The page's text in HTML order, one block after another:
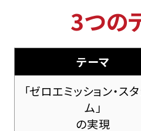
3つの
テーマ
「ゼロエミッション・ス
ム」
の実現